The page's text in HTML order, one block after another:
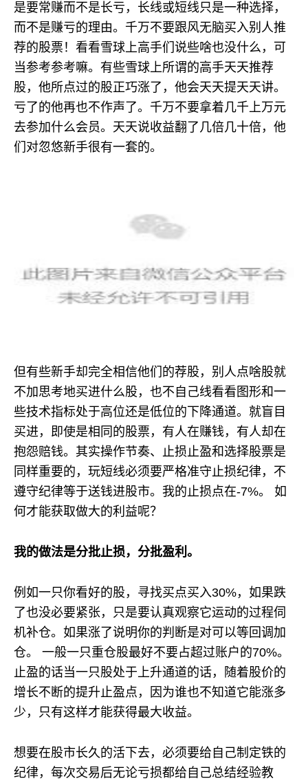
是要常赚而不是长亏，长线或短线只是一种选择，
而不是赚亏的理由。千万不要跟风无脑买入别人推
荐的股票！看看雪球上高手们说些啥也没什么，可
当参考参考嘛。有些雪球上所谓的高手天天推荐
股，他所点过的股正巧涨了，他会天天提天天讲。
亏了的他再也不作声了。千万不要拿着几千上万元
去参加什么会员。天天说收益翻了几倍几十倍，他
们对忽悠新手很有一套的。
但有些新手却完全相信他们的荐股，别人点啥股就
不加思考地买进什么股，也不自己线看看图形和一
些技术指标处于高位还是低位的下降通道。就盲目
买进，即使是相同的股票，有人在赚钱，有人却在
抱怨赔钱。其实操作节奏、止损止盈和选择股票是
同样重要的，玩短线必须要严格准守止损纪律，不
遵守纪律等于送钱进股市。我的止损点在-7%。 如
何才能获取做大的利益呢？
我的做法是分批止损，分批盈利。
例如一只你看好的股，寻找买点买入30%，如果跌
了也没必要紧张，只是要认真观察它运动的过程伺
机补仓。如果涨了说明你的判断是对可以等回调加
仓。 一般一只重仓股最好不要占超过账户的70%。
止盈的话当一只股处于上升通道的话，随着股价的
增长不断的提升止盈点，因为谁也不知道它能涨多
少，只有这样才能获得最大收益。
想要在股市长久的活下去，必须要给自己制定铁的
纪律，每次交易后无论亏损都给自己总结经验教